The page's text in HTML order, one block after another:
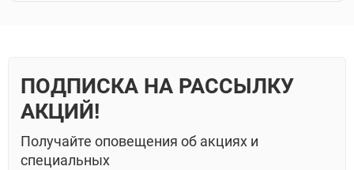
ПОДПИСКА НА РАССЫЛКУ
АКЦИЙ!
Получайте оповещения об акциях и
специальных